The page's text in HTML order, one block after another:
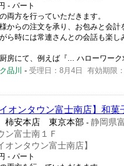
- パート
両方を行っていただきます。
からの注文を承り、お包みと会計
ら時には常連さんとの会話も楽し
房にて、例えば『... ハローワー
品川 - 受理日：8月4日 有効期限
イオンタウン富士南店】和菓
柿安本店 東京本部 - 静岡県
ン富士南１Ｆ
オンタウン富士南店】
- パート